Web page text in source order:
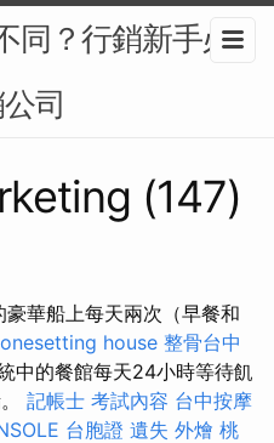
同？行銷新手必
司
(147)
華船上每天兩次（早餐和
house 整骨台中
中的餐館每天24小時等待飢
記帳士 考試內容 台中按摩
台胞證 遺失 外燴 桃